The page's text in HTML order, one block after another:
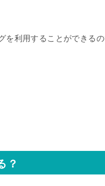
を利用することができるの
？